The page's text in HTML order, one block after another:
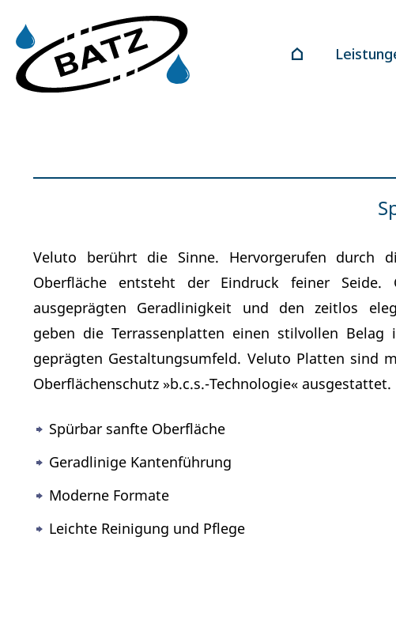
Veluto berührt die Sinne. Hervorgerufen durch
Oberfläche entsteht der Eindruck feiner
ausgeprägten Geradlinigkeit und den zeitlos
geben die Terrassenplatten einen stilvollen Belag
geprägten Gestaltungsumfeld. Veluto Platten sind
Oberflächenschutz »b.c.s.-Technologie« ausgestattet.
Spürbar sanfte Oberfläche
Geradlinige Kantenführung
Moderne Formate
Leichte Reinigung und Pflege